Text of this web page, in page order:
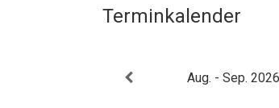
Terminkalender
Aug. - Sep. 2026